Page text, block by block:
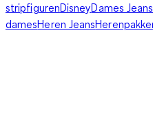
stripfigurenDisneyDames Jeans
damesHeren Jeans